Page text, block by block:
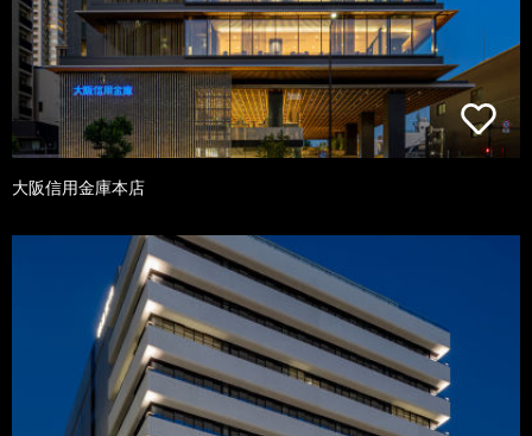
大阪信用金庫本店